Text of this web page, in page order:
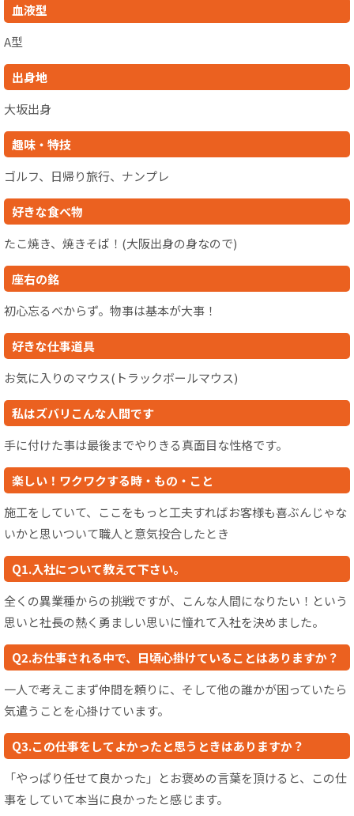
血液型
A型
出身地
大坂出身
趣味・特技
ゴルフ、日帰り旅行、ナンプレ
好きな食べ物
たこ焼き、焼きそば！(大阪出身の身なので)
座右の銘
初心忘るべからず。物事は基本が大事！
好きな仕事道具
お気に入りのマウス(トラックボールマウス)
私はズバリこんな人間です
手に付けた事は最後までやりきる真面目な性格です。
楽しい！ワクワクする時・もの・こと
施工をしていて、ここをもっと工夫すればお客様も喜ぶんじゃな
いかと思いついて職人と意気投合したとき
Q1.入社について教えて下さい。
全くの異業種からの挑戦ですが、こんな人間になりたい！という
思いと社長の熱く勇ましい思いに憧れて入社を決めました。
Q2.お仕事される中で、日頃心掛けていることはありますか？
一人で考えこまず仲間を頼りに、そして他の誰かが困っていたら
気遣うことを心掛けています。
Q3.この仕事をしてよかったと思うときはありますか？
「やっぱり任せて良かった」とお褒めの言葉を頂けると、この仕
事をしていて本当に良かったと感じます。